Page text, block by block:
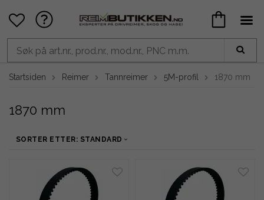
Startsiden Reimer Tannreimer 5M-profil 1870 mm
1870 mm
SORTER ETTER: STANDARD